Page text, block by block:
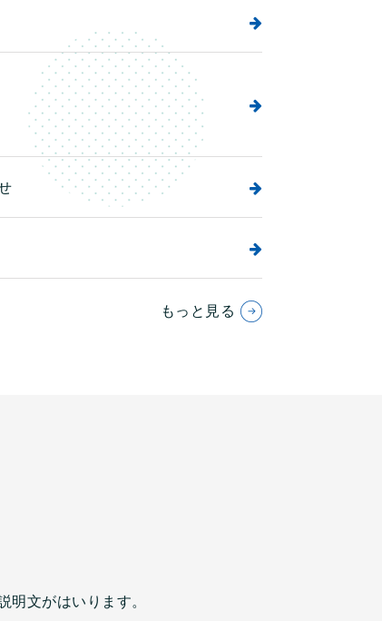
もっと見る
明文がはいります。